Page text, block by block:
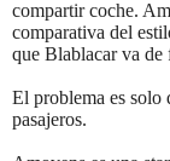
compartir coche.
comparativa del
que Blablacar va de
El problema es solo
pasajeros.